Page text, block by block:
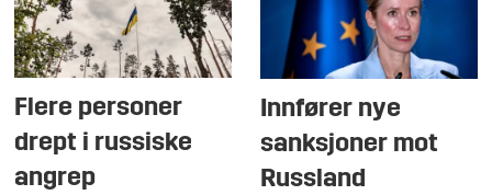
Flere personer
drept i russiske
angrep
Innfører nye
sanksjoner mot
Russland